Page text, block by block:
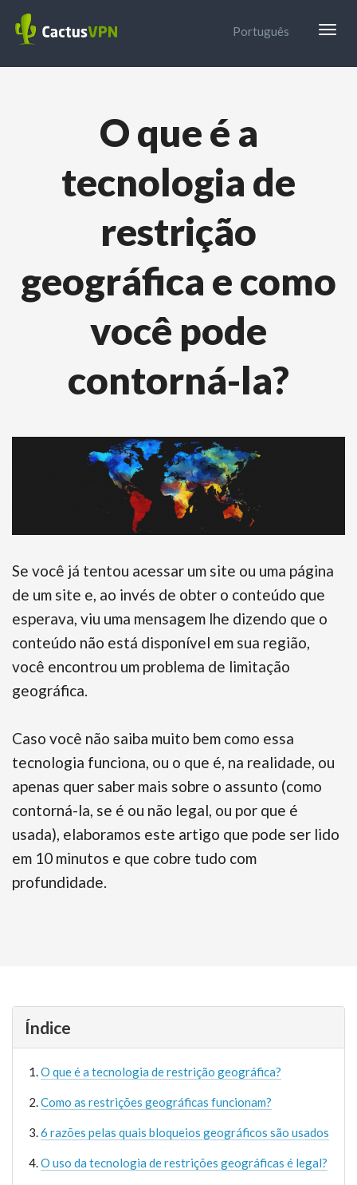
Português
O que é a
tecnologia de
restrição
geográfica e como
você pode
contorná-la?
Se você já tentou acessar um site ou uma página
de um site e, ao invés de obter o conteúdo que
esperava, viu uma mensagem lhe dizendo que o
conteúdo não está disponível em sua região,
você encontrou um problema de limitação
geográfica.
Caso você não saiba muito bem como essa
tecnologia funciona, ou o que é, na realidade, ou
apenas quer saber mais sobre o assunto (como
contorná-la, se é ou não legal, ou por que é
usada), elaboramos este artigo que pode ser lido
em 10 minutos e que cobre tudo com
profundidade.
Índice
O que é a tecnologia de restrição geográfica?
Como as restrições geográficas funcionam?
6 razões pelas quais bloqueios geográficos são usados
O uso da tecnologia de restrições geográficas é legal?